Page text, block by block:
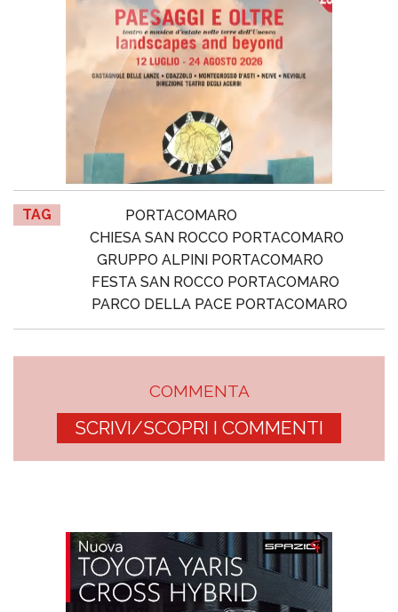
TAG
PORTACOMARO
CHIESA SAN ROCCO PORTACOMARO
GRUPPO ALPINI PORTACOMARO
FESTA SAN ROCCO PORTACOMARO
PARCO DELLA PACE PORTACOMARO
COMMENTA
SCRIVI/SCOPRI I COMMENTI